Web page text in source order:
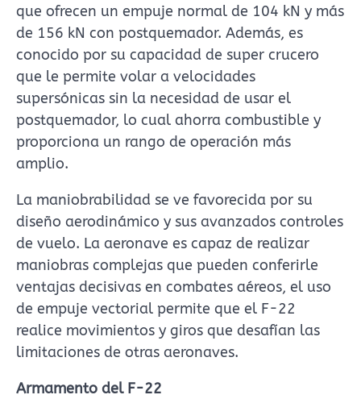
que ofrecen un empuje normal de 104 kN y más
de 156 kN con postquemador. Además, es
conocido por su capacidad de super crucero
que le permite volar a velocidades
supersónicas sin la necesidad de usar el
postquemador, lo cual ahorra combustible y
proporciona un rango de operación más
amplio.
La maniobrabilidad se ve favorecida por su
diseño aerodinámico y sus avanzados controles
de vuelo. La aeronave es capaz de realizar
maniobras complejas que pueden conferirle
ventajas decisivas en combates aéreos, el uso
de empuje vectorial permite que el F-22
realice movimientos y giros que desafían las
limitaciones de otras aeronaves.
Armamento del F-22